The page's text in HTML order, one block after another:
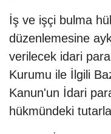
İş ve işçi bulma
düzenlemesine
verilecek idari
Kurumu ile İlgili
Kanun'un İdari
hükmündeki